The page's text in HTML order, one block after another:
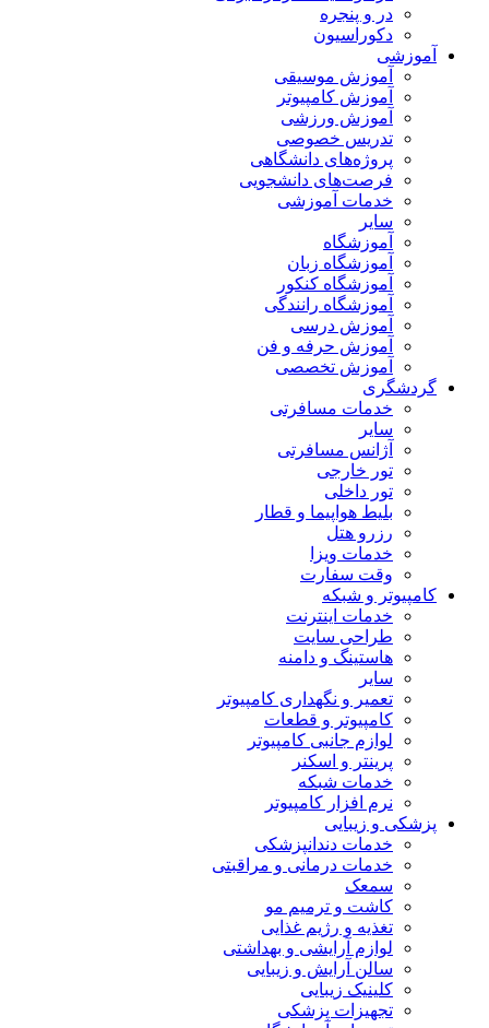
در و پنجره
دکوراسیون
آموزشی
آموزش موسیقی
آموزش کامپیوتر
آموزش ورزشی
تدریس خصوصی
پروژه‌های دانشگاهی
فرصت‌های دانشجویی
خدمات آموزشی
سایر
آموزشگاه
آموزشگاه زبان
آموزشگاه کنکور
آموزشگاه رانندگی
آموزش درسی
آموزش حرفه و فن
آموزش تخصصی
گردشگری
خدمات مسافرتی
سایر
آژانس مسافرتی
تور خارجی
تور داخلی
بلیط هواپیما و قطار
رزرو هتل
خدمات ویزا
وقت سفارت
کامپیوتر و شبکه
خدمات اینترنت
طراحی سایت
هاستینگ و دامنه
سایر
تعمیر و نگهداری کامپیوتر
کامپیوتر و قطعات
لوازم جانبی کامپیوتر
پرینتر و اسکنر
خدمات شبکه
نرم افزار کامپیوتر
پزشکی و زیبایی
خدمات دندانپزشکی
خدمات درمانی و مراقبتی
سمعک
کاشت و ترمیم مو
تغذیه و رژیم غذایی
لوازم آرایشی و بهداشتی
سالن آرایش و زیبایی
کلینیک زیبایی
تجهیزات پزشکی